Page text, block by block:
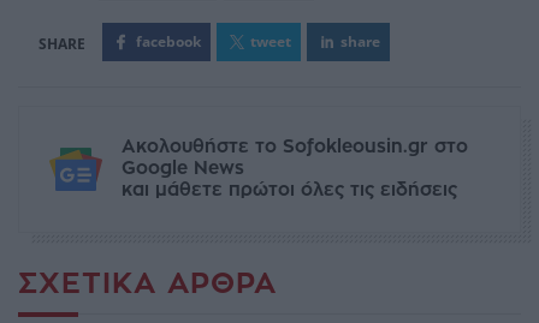
facebook tweet share
Ακολουθήστε το Sofokleousin.gr στο
Google News
και μάθετε πρώτοι όλες τις ειδήσεις
ΣΧΕΤΙΚΆ ΆΡΘΡΑ